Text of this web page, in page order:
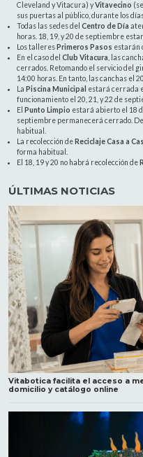
Cleveland y Vitacura) yVitavecino
sus puertas al público, durante los
Todas las sedes del Centro de Día
horas. 18, 19, y 20 de septiembre
Los talleresPrimeros Pasos estarán
En el caso del Club Vitacura , las
cerrados. Retomando el servicio del
14:00 horas. En tanto, las canchas el
La Piscina Municipal estará cerrada
funcionamiento el 20, 21, y 22 de
El Punto Limpio estará abierto el 18
septiembre permanecerá cerrado.
habitual.
La recolección deReciclaje Casa a
forma habitual.
El 18, 19 y 20 no habrá recolección de
ÚLTIMAS NOTICIAS
Vitabotica facilita el acceso a
domicilio y catálogo online